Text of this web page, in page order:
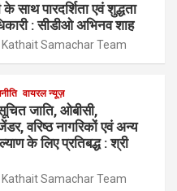
पारदर्शिता एवं शुद्धता
: सीडीओ अभिनव शाह
Kathait Samachar Team
वायरल न्यूज़
जाति, ओबीसी,
वरिष्ठ नागरिकों एवं अन्य
के लिए प्रतिबद्ध : श्री
Kathait Samachar Team